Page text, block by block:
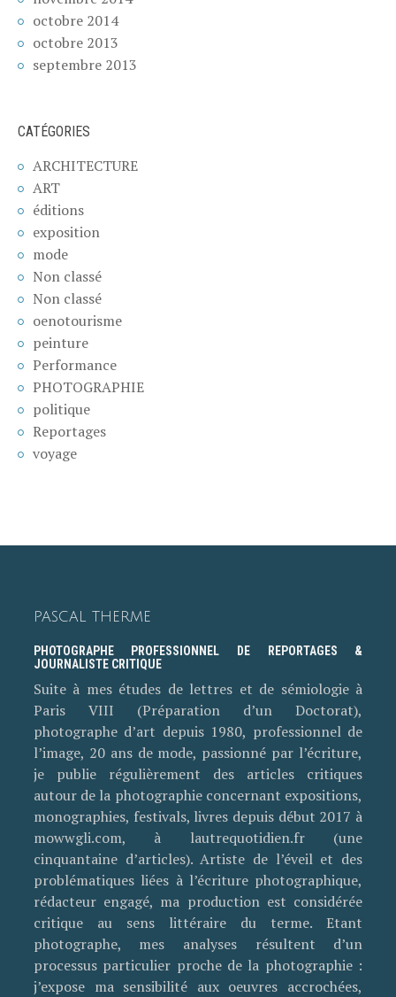
octobre 2014
octobre 2013
septembre 2013
CATÉGORIES
ARCHITECTURE
ART
éditions
exposition
mode
Non classé
Non classé
oenotourisme
peinture
Performance
PHOTOGRAPHIE
politique
Reportages
voyage
PASCAL THERME
PHOTOGRAPHE PROFESSIONNEL DE REPORTAGES &
JOURNALISTE CRITIQUE
Suite à mes études de lettres et de sémiologie à
Paris VIII (Préparation d’un Doctorat),
photographe d’art depuis 1980, professionnel de
l’image, 20 ans de mode, passionné par l’écriture,
je publie régulièrement des articles critiques
autour de la photographie concernant expositions,
monographies, festivals, livres depuis début 2017 à
mowwgli.com, à lautrequotidien.fr (une
cinquantaine d’articles). Artiste de l’éveil et des
problématiques liées à l’écriture photographique,
rédacteur engagé, ma production est considérée
critique au sens littéraire du terme. Etant
photographe, mes analyses résultent d’un
processus particulier proche de la photographie :
j’expose ma sensibilité aux oeuvres accrochées,